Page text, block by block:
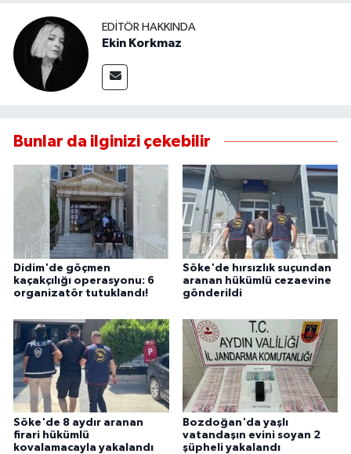
EDITÖR HAKKINDA
Ekin Korkmaz
Bunlar da ilginizi çekebilir
Didim'de göçmen
kaçakçılığı operasyonu: 6
organizatör tutuklandı!
Söke'de hırsızlık suçundan
aranan hükümlü cezaevine
gönderildi
Söke'de 8 aydır aranan
firari hükümlü
kovalamacayla yakalandı
Bozdoğan'da yaşlı
vatandaşın evini soyan 2
şüpheli yakalandı